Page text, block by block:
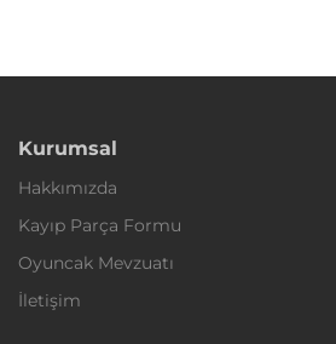
Kurumsal
Hakkımızda
Kayıp Parça Formu
Oyuncak Mevzuatı
İletişim